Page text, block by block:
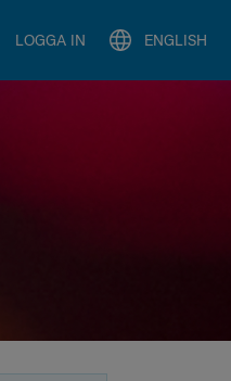
LOGGA IN ENGLISH